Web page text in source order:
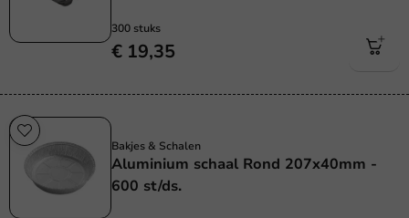
300 stuks
€ 19,35
Bakjes & Schalen
Aluminium schaal Rond 207x40mm -
600 st/ds.